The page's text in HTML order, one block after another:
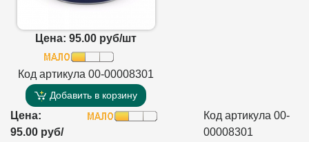
Цена: 95.00 руб/шт
Код артикула 00-00008301
Добавить в корзину
Цена:
95.00 руб/
Код артикула 00-
00008301